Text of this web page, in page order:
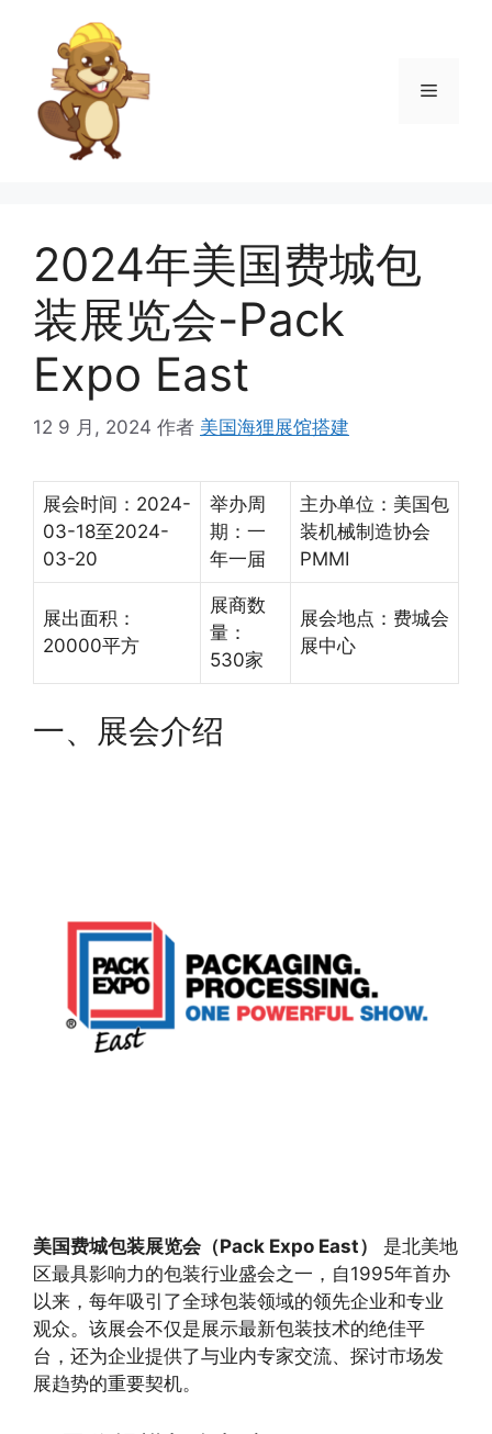
菜
2024年美国费城包
装展览会-Pack
Expo East
12 9 月, 2024 作者 美国海狸展馆搭建
展会时间：2024-
03-18至2024-
03-20
举办周
期：一
年一届
主办单位：美国包
装机械制造协会
PMMI
展出面积：
20000平方
展商数
量：
530家
展会地点：费城会
展中心
一、展会介绍
美国费城包装展览会（Pack Expo East）
是北美地
区最具影响力的包装行业盛会之一，自1995年首办
以来，每年吸引了全球包装领域的领先企业和专业
观众。该展会不仅是展示最新包装技术的绝佳平
台，还为企业提供了与业内专家交流、探讨市场发
展趋势的重要契机。